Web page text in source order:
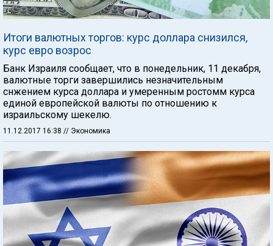
Итоги валютных торгов: курс доллара снизился,
курс евро возрос
Банк Израиля сообщает, что в понедельник, 11 декабря,
валютные торги завершились незначительным
снжением курса доллара и умеренным ростомм курса
единой европейской валюты по отношению к
израильскому шекелю.
11.12.2017 16:38 // Экономика